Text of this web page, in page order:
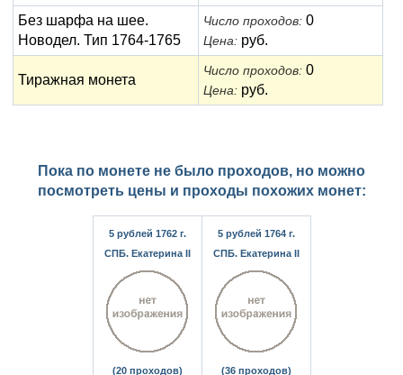
Без шарфа на шее.
Новодел. Тип 1764-1765
Число проходов: 0
Цена: руб.
Тиражная монета
Число проходов: 0
Цена: руб.
Пока по монете не было проходов, но можно
посмотреть цены и проходы похожих монет:
5 рублей 1762 г.
СПБ. Екатерина II
(20 проходов)
5 рублей 1764 г.
СПБ. Екатерина II
(36 проходов)